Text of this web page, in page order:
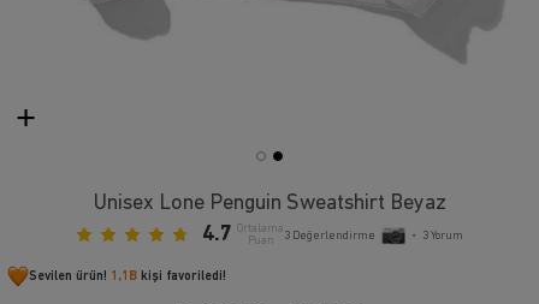
Unisex Lone Penguin Sweatshirt Beyaz
4.7 Ortalama
Puan
3 Değerlendirme • 3Yorum
Sevilen ürün! 1,1B kişi favoriledi!